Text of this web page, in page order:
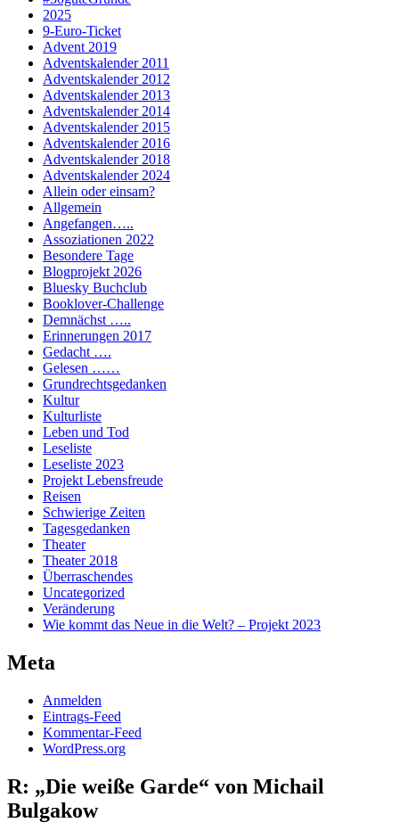
2025
9-Euro-Ticket
Advent 2019
Adventskalender 2011
Adventskalender 2012
Adventskalender 2013
Adventskalender 2014
Adventskalender 2015
Adventskalender 2016
Adventskalender 2018
Adventskalender 2024
Allein oder einsam?
Allgemein
Angefangen…..
Assoziationen 2022
Besondere Tage
Blogprojekt 2026
Bluesky Buchclub
Booklover-Challenge
Demnächst …..
Erinnerungen 2017
Gedacht ….
Gelesen ……
Grundrechtsgedanken
Kultur
Kulturliste
Leben und Tod
Leseliste
Leseliste 2023
Projekt Lebensfreude
Reisen
Schwierige Zeiten
Tagesgedanken
Theater
Theater 2018
Überraschendes
Uncategorized
Veränderung
Wie kommt das Neue in die Welt? – Projekt 2023
Meta
Anmelden
Eintrags-Feed
Kommentar-Feed
WordPress.org
R: „Die weiße Garde“ von Michail
Bulgakow